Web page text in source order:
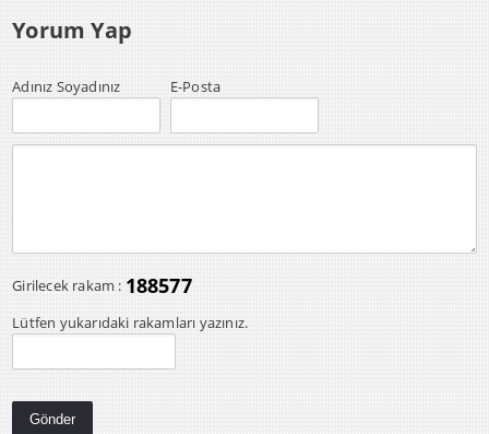
Yorum Yap
Adınız Soyadınız E-Posta
Girilecek rakam : 188577
Lütfen yukarıdaki rakamları yazınız.